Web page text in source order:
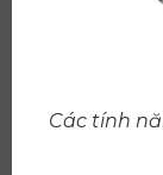
Các tính